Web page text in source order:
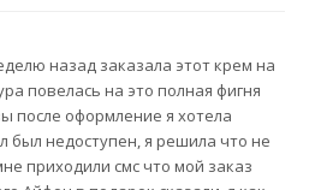
назад заказала этот крем на
повелась на это полная фигня
после оформление я хотела
был недоступен, я решила что не
приходили смс что мой заказ